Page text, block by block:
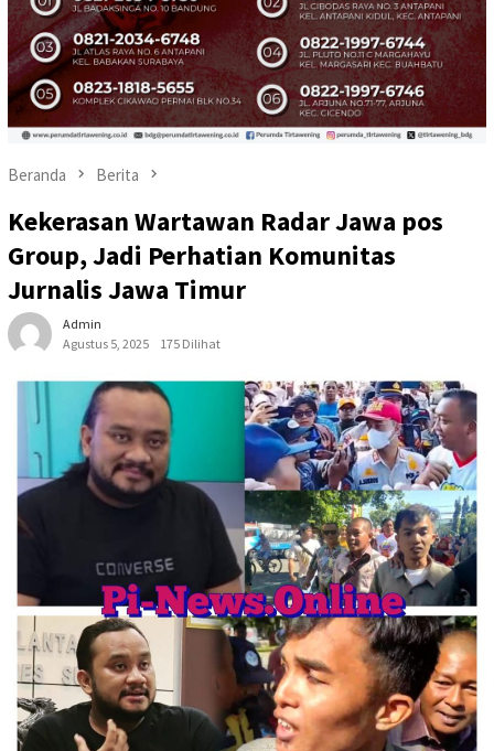
Beranda Berita
Kekerasan Wartawan Radar Jawa pos
Group, Jadi Perhatian Komunitas
Jurnalis Jawa Timur
Admin
Agustus 5, 2025
175 Dilihat